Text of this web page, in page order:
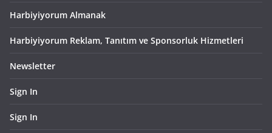
Harbiyiyorum Almanak
Harbiyiyorum Reklam, Tanıtım ve Sponsorluk Hizmetleri
Newsletter
Sign In
Sign In